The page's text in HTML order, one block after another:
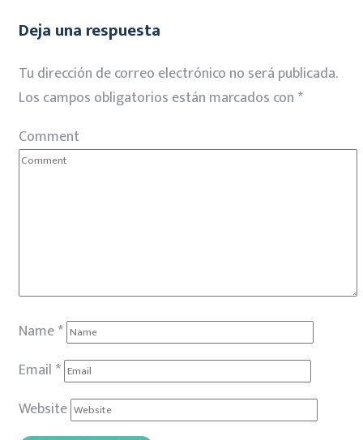
Deja una respuesta
Tu dirección de correo electrónico no será publicada.
Los campos obligatorios están marcados con *
Comment
Name*
Email *
Website